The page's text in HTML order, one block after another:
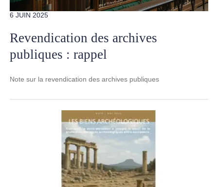
6 JUIN 2025
Revendication des archives
publiques : rappel
Note sur la revendication des archives publiques